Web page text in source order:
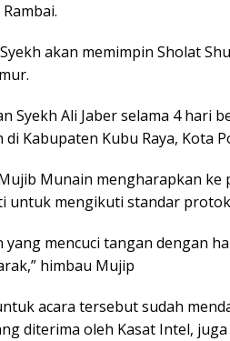
akan memimpin Sholat
Syekh Ali Jaber selama 4 hari
Kabupaten Kubu Raya, Kota
Munain mengharapkan ke
untuk mengikuti standar
yang mencuci tangan dengan
himbau Mujip
acara tersebut sudah
diterima oleh Kasat Intel,